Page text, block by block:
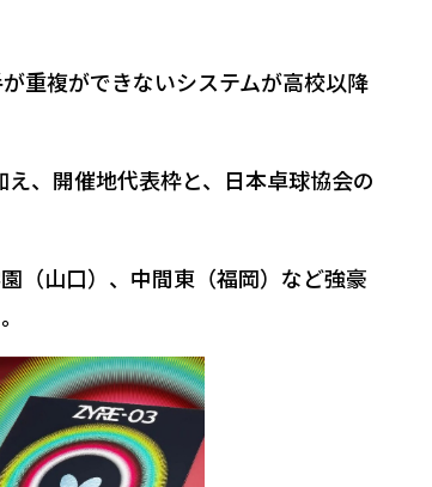
重複ができないシステムが高校以降
、開催地代表枠と、日本卓球協会の
（山口）、中間東（福岡）など強豪